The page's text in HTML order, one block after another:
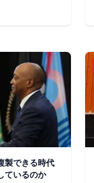
製できる時代
ているのか